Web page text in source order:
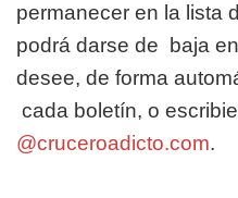
permanecer en la lista
podrá darse de
baja
desee, de forma
cada boletín, o
@cruceroadicto.com.